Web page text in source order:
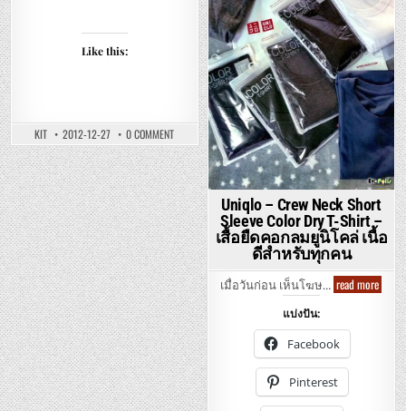
เสื้อ
ยืด
ออก
กำลัง
กาย
ยู
นิ
โคล่
ผ้า
แห้ง
เร็ว
Like this:
KIT 2012-12-27 0 COMMENTON
UNIQLO
–
SOFT
TOUCH
V
NECK
LONG
SLEEVE
–
เสื้อ
ยืด
คอ
วี
แขน
ยาว
ยู
นิ
โคล่
สัมผัส
นุ่ม
Uniqlo – Crew Neck Short
Sleeve Color Dry T-Shirt –
เสื้อยืดคอกลมยูนิโคล่ เนื้อ
ดีสำหรับทุกคน
เมื่อวันก่อน เห็นโฆษ… read moreUniqlo
–
Crew
Neck
Short
Sleeve
Color
Shirt
แบ่งปัน:
Facebook
Pinterest